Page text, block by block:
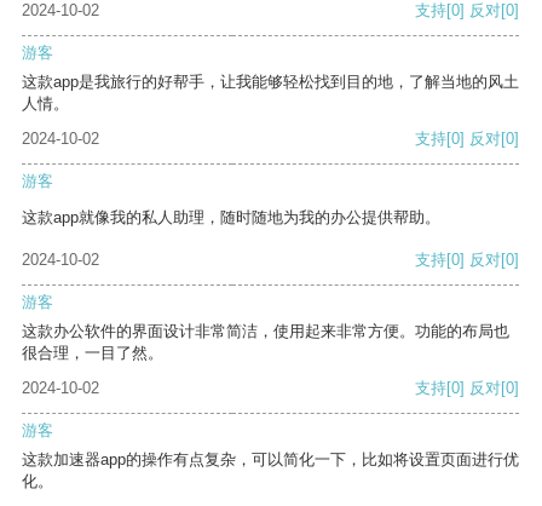
2024-10-02
支持[0] 反对[0]
游客
这款app是我旅行的好帮手，让我能够轻松找到目的地，了解当地的风土
人情。
2024-10-02
支持[0] 反对[0]
游客
这款app就像我的私人助理，随时随地为我的办公提供帮助。
2024-10-02 支持[0] 反对[0]
游客
这款办公软件的界面设计非常简洁，使用起来非常方便。功能的布局也
很合理，一目了然。
2024-10-02
支持[0] 反对[0]
游客
这款加速器app的操作有点复杂，可以简化一下，比如将设置页面进行优
化。